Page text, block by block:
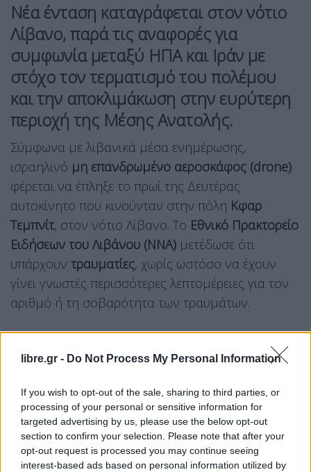
libre.gr - Do Not Process My Personal Information
If you wish to opt-out of the sale, sharing to third parties, or
processing of your personal or sensitive information for
targeted advertising by us, please use the below opt-out
section to confirm your selection. Please note that after your
opt-out request is processed you may continue seeing
interest-based ads based on personal information utilized by
Νέαένταση καταγράφεται στοννότιο
Λίβανο, παρά τις αναφορές για
συμφωνία μεταξύ ΗΠΑ και Ιράν με
στόχο τον τερματισμό του πολέμου
και την αποκλιμάκωση στην ευρύτερη
περιοχή της Μέσης Ανατολής.
Σύμφωνα με λιβανικά μέσα ενημέρωσης,
ισραηλινό μη επανδρωμένο αεροσκάφος (drone)
φέρεται να έπληξε το πρωί της Δευτέρας
αυτοκίνητο που κινούνταν στην πόλη Κφαρ
Τεμπνίτ, στον νότιο Λίβανο. Το Εθνικό Πρακτορείο
Ειδήσεων του Λιβάνου (NNA) μετέδωσε ότι
υπάρχουν τραυματίες, χωρίς ωστόσο να έχουν
γίνει γνωστές περισσότερες λεπτομέρειες για τον
αριθμό ή τη σοβαρότητα των τραυμάτων.
Παράλληλα, το ίδιο πρακτορείο αναφέρει ότι
σημειώθηκαν καιπυρά πυροβολικού σε δύο
Ναμπατίγιε αλ Φάουκα, εντείνοντας το κλίμα
αστάθειας στην περιοχή.
Μέχρι στιγμής δεν υπάρχει επίσημη ανακοίνωση
από τιςΈνοπλες Δυνάμεις του Ισραήλ (IDF)